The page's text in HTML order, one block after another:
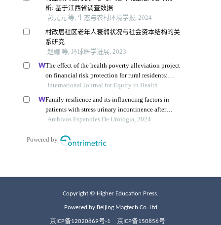
Copyright © Higher Education Press.
Powered by Beijing Magtech Co. Ltd
京ICP备12020869号-1 京ICP备150856号